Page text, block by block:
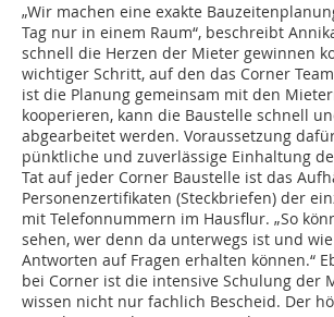
„Wir machen eine exakte
Tag nur in einem Raum“, beschreibt
schnell die Herzen der Mieter gewinnen
wichtiger Schritt, auf den das Corner
ist die Planung gemeinsam mit den
kooperieren, kann die Baustelle schnell
abgearbeitet werden. Voraussetzung
pünktliche und zuverlässige Einhaltung
Tat auf jeder Corner Baustelle ist das
Personenzertifikaten (Steckbriefen) der
mit Telefonnummern im Hausflur. „So
sehen, wer denn da unterwegs ist und
Antworten auf Fragen erhalten können.“
bei Corner ist die intensive Schulung der
wissen nicht nur fachlich Bescheid. Der